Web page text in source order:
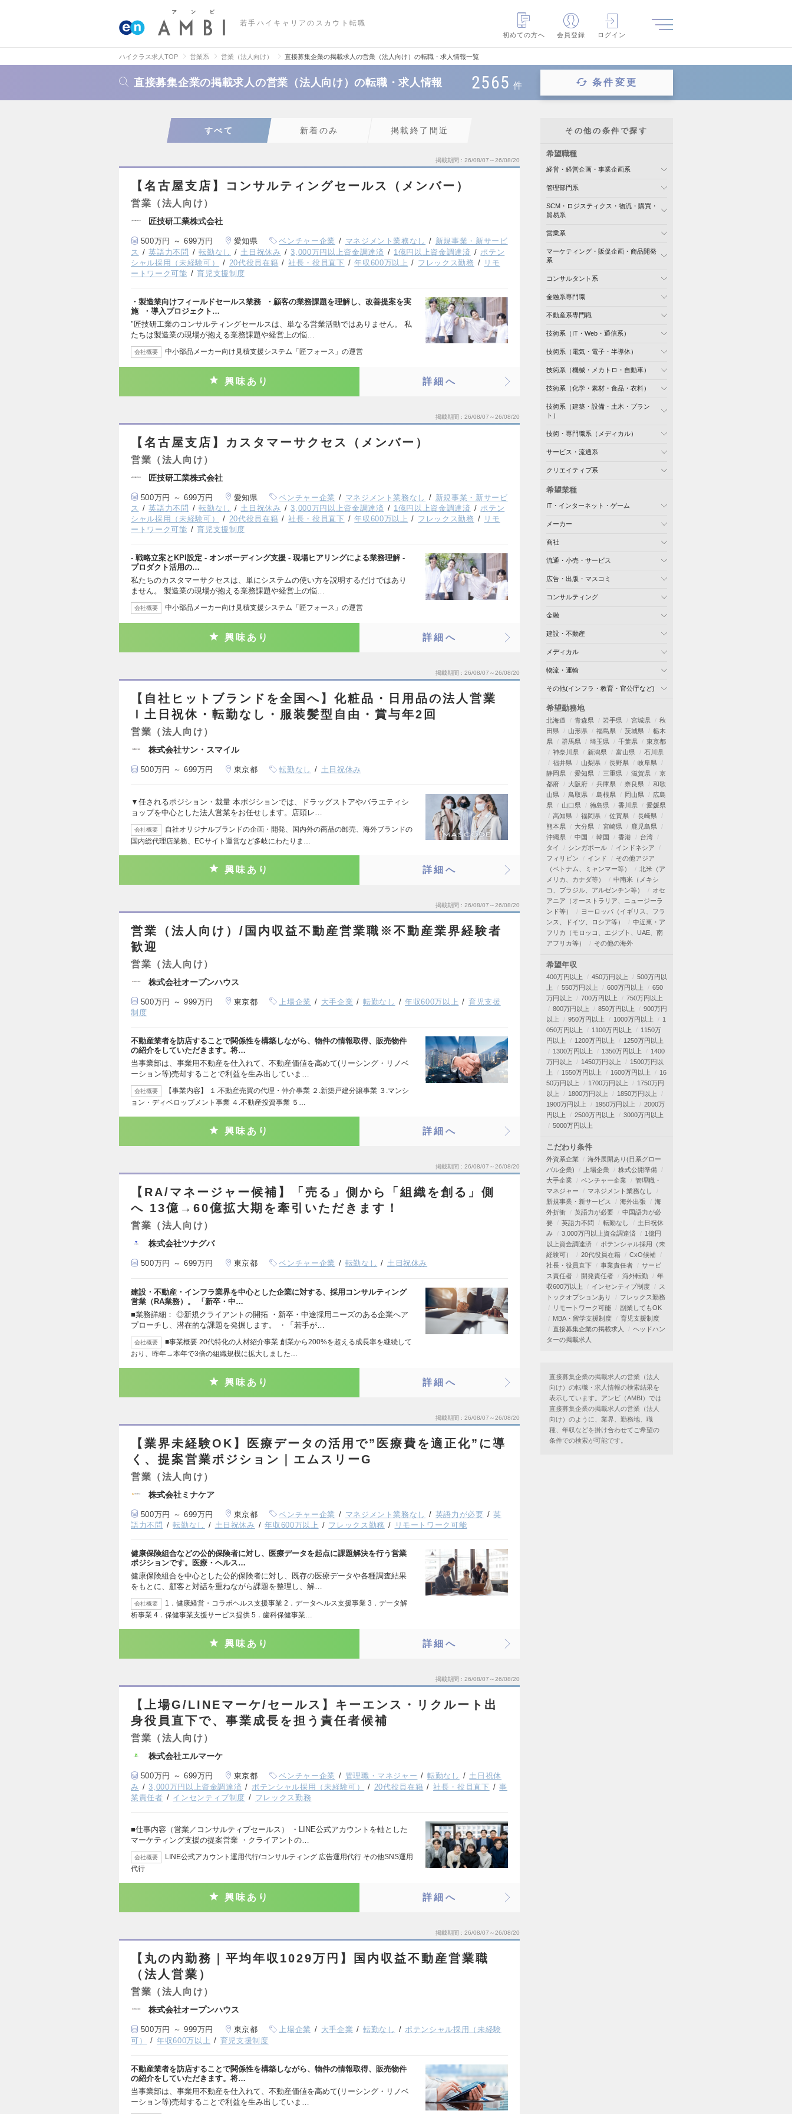
若手ハイキャリアのスカウト転職
初めての方へ
会員登録 ログイン
ハイクラス求人TOP 営業系 営業（法人向け） 直接募集企業の掲載求人の営業（法人向け）の転職・求人情報一覧
直接募集企業の掲載求人の営業（法人向け）の転職・求人情報 2565 件 条件変更
すべて 新着のみ 掲載終了間近
掲載期間 26/08/07～26/08/20
【名古屋支店】コンサルティングセールス（メンバー）
営業（法人向け）
匠技研工業株式会社
500万円 ～ 699万円 愛知県 ベンチャー企業 マネジメント業務なし
新規事業・新サービ
ス
英語力不問 転勤なし 土日祝休み 3,000万円以上資金調達済 1億円以上資金調達済
ポテン
シャル採用（未経験可）
20代役員在籍 社長・役員直下 年収600万以上 フレックス勤務
リモ
ートワーク可能
育児支援制度
・製造業向けフィールドセールス業務 ・顧客の業務課題を理解し、改善提案を実
施 ・導入プロジェクト…
"匠技研工業のコンサルティングセールスは、単なる営業活動ではありません。 私
たちは製造業の現場が抱える業務課題や経営上の悩…
会社概要 中小部品メーカー向け見積支援システム「匠フォース」の運営
興味あり 詳細へ
掲載期間 26/08/07～26/08/20
【名古屋支店】カスタマーサクセス（メンバー）
営業（法人向け）
匠技研工業株式会社
500万円 ～ 699万円 愛知県 ベンチャー企業 マネジメント業務なし
新規事業・新サービ
ス
英語力不問 転勤なし 土日祝休み 3,000万円以上資金調達済 1億円以上資金調達済
ポテン
シャル採用（未経験可）
20代役員在籍 社長・役員直下 年収600万以上 フレックス勤務
リモ
ートワーク可能
育児支援制度
- 戦略立案とKPI設定 - オンボーディング支援 - 現場ヒアリングによる業務理解 -
プロダクト活用の…
私たちのカスタマーサクセスは、単にシステムの使い方を説明するだけではあり
ません。 製造業の現場が抱える業務課題や経営上の悩…
会社概要 中小部品メーカー向け見積支援システム「匠フォース」の運営
興味あり 詳細へ
掲載期間 26/08/07～26/08/20
【自社ヒットブランドを全国へ】化粧品・日用品の法人営業
ｌ土日祝休・転勤なし・服装髪型自由・賞与年2回
営業（法人向け）
株式会社サン・スマイル
500万円 ～ 699万円 東京都 転勤なし 土日祝休み
▼任されるポジション・裁量 本ポジションでは、ドラッグストアやバラエティシ
ョップを中心とした法人営業をお任せします。店頭レ…
会社概要
自社オリジナルブランドの企画・開発、国内外の商品の卸売、海外ブランドの
国内総代理店業務、ECサイト運営など多岐にわたりま…
興味あり 詳細へ
掲載期間 26/08/07～26/08/20
営業（法人向け）/国内収益不動産営業職※不動産業界経験者
歓迎
営業（法人向け）
株式会社オープンハウス
500万円 ～ 999万円 東京都 上場企業 大手企業 転勤なし 年収600万以上
育児支援
制度
不動産業者を訪店することで関係性を構築しながら、物件の情報取得、販売物件
の紹介をしていただきます。将…
当事業部は、事業用不動産を仕入れて、不動産価値を高めて(リーシング・リノベ
ーション等)売却することで利益を生み出していま…
会社概要
【事業内容】 １.不動産売買の代理・仲介事業 ２.新築戸建分譲事業 ３.マンシ
ョン・ディベロップメント事業 ４.不動産投資事業 ５…
興味あり 詳細へ
掲載期間 26/08/07～26/08/20
【RA/マネージャー候補】「売る」側から「組織を創る」側
へ 13億→60億拡大期を牽引いただきます！
営業（法人向け）
株式会社ツナグバ
500万円 ～ 699万円 東京都 ベンチャー企業 転勤なし 土日祝休み
建設・不動産・インフラ業界を中心とした企業に対する、採用コンサルティング
営業（RA業務）。 「新卒・中…
■業務詳細： ◎新規クライアントの開拓 ・新卒・中途採用ニーズのある企業へア
プローチし、潜在的な課題を発掘します。 ・「若手が…
会社概要
■事業概要 20代特化の人材紹介事業 創業から200%を超える成長率を継続して
おり、昨年→本年で3倍の組織規模に拡大しました…
興味あり 詳細へ
掲載期間 26/08/07～26/08/20
【業界未経験OK】医療データの活用で”医療費を適正化”に導
く、提案営業ポジション｜エムスリーG
営業（法人向け）
株式会社ミナケア
500万円 ～ 699万円 東京都 ベンチャー企業 マネジメント業務なし 英語力が必要
英
語力不問
転勤なし 土日祝休み 年収600万以上 フレックス勤務 リモートワーク可能
健康保険組合などの公的保険者に対し、医療データを起点に課題解決を行う営業
ポジションです。医療・ヘルス…
健康保険組合を中心とした公的保険者に対し、既存の医療データや各種調査結果
をもとに、顧客と対話を重ねながら課題を整理し、解…
会社概要
1．健康経営・コラボヘルス支援事業 2．データヘルス支援事業 3．データ解
析事業 4．保健事業支援サービス提供 5．歯科保健事業…
興味あり 詳細へ
掲載期間 26/08/07～26/08/20
【上場G/LINEマーケ/セールス】キーエンス・リクルート出
身役員直下で、事業成長を担う責任者候補
営業（法人向け）
株式会社エルマーケ
500万円 ～ 699万円 東京都 ベンチャー企業 管理職・マネジャー 転勤なし
土日祝休
み
3,000万円以上資金調達済 ポテンシャル採用（未経験可） 20代役員在籍 社長・役員直下
事
業責任者
インセンティブ制度 フレックス勤務
■仕事内容（営業／コンサルティブセールス） ・LINE公式アカウントを軸とした
マーケティング支援の提案営業 ・クライアントの…
会社概要
LINE公式アカウント運用代行/コンサルティング 広告運用代行 その他SNS運用
代行
興味あり 詳細へ
掲載期間 26/08/07～26/08/20
【丸の内勤務｜平均年収1029万円】国内収益不動産営業職
（法人営業）
営業（法人向け）
株式会社オープンハウス
500万円 ～ 999万円 東京都 上場企業 大手企業 転勤なし
ポテンシャル採用（未経験
可）
年収600万以上 育児支援制度
不動産業者を訪店することで関係性を構築しながら、物件の情報取得、販売物件
の紹介をしていただきます。将…
当事業部は、事業用不動産を仕入れて、不動産価値を高めて(リーシング・リノベ
ーション等)売却することで利益を生み出していま…
その他の条件で探す
希望職種
経営・経営企画・事業企画系
管理部門系
SCM・ロジスティクス・物流・購買・
貿易系
営業系
マーケティング・販促企画・商品開発
系
コンサルタント系
金融系専門職
不動産系専門職
技術系（IT・Web・通信系）
技術系（電気・電子・半導体）
技術系（機械・メカトロ・自動車）
技術系（化学・素材・食品・衣料）
技術系（建築・設備・土木・プラン
ト）
技術・専門職系（メディカル）
サービス・流通系
クリエイティブ系
希望業種
IT・インターネット・ゲーム
メーカー
商社
流通・小売・サービス
広告・出版・マスコミ
コンサルティング
金融
建設・不動産
メディカル
物流・運輸
その他(インフラ・教育・官公庁など)
希望勤務地
北海道 青森県 岩手県 宮城県
秋
田県
山形県 福島県 茨城県
栃木
県
群馬県 埼玉県 千葉県
東京都
神奈川県
新潟県 富山県
石川県
福井県
山梨県 長野県
岐阜県
静岡県
愛知県 三重県 滋賀県
京
都府
大阪府 兵庫県 奈良県
和歌
山県
鳥取県 島根県 岡山県
広島
県
山口県 徳島県 香川県
愛媛県
高知県
福岡県 佐賀県
長崎県
熊本県
大分県 宮崎県
鹿児島県
沖縄県
中国 韓国 香港
台湾
タイ
シンガポール
インドネシア
フィリピン
インド
その他アジア
（ベトナム、ミャンマー等）
北米（ア
メリカ、カナダ等）
中南米（メキシ
コ、ブラジル、アルゼンチン等）
オセ
アニア（オーストラリア、ニュージーラ
ンド等）
ヨーロッパ（イギリス、フラ
ンス、ドイツ、ロシア等）
中近東・ア
フリカ（モロッコ、エジプト、UAE、南
アフリカ等）
その他の海外
希望年収
400万円以上 450万円以上
500万円以
上
550万円以上 600万円以上
650
万円以上
700万円以上
750万円以上
800万円以上
850万円以上
900万円
以上
950万円以上 1000万円以上
1
050万円以上
1100万円以上
1150万
円以上
1200万円以上
1250万円以上
1300万円以上
1350万円以上
1400
万円以上
1450万円以上
1500万円以
上
1550万円以上 1600万円以上
16
50万円以上
1700万円以上
1750万円
以上
1800万円以上
1850万円以上
1900万円以上
1950万円以上
2000万
円以上
2500万円以上
3000万円以上
5000万円以上
こだわり条件
外資系企業
海外展開あり(日系グロー
バル企業)
上場企業
株式公開準備
大手企業
ベンチャー企業
管理職・
マネジャー
マネジメント業務なし
新規事業・新サービス
海外出張
海
外折衝
英語力が必要
中国語力が必
要
英語力不問 転勤なし
土日祝休
み
3,000万円以上資金調達済
1億円
以上資金調達済
ポテンシャル採用（未
経験可）
20代役員在籍
CxO候補
社長・役員直下
事業責任者
サービ
ス責任者
開発責任者 海外転勤
年
収600万以上
インセンティブ制度
ス
トックオプションあり
フレックス勤務
リモートワーク可能
副業してもOK
MBA・留学支援制度
育児支援制度
直接募集企業の掲載求人
ヘッドハン
ターの掲載求人
直接募集企業の掲載求人の営業（法人
向け）の転職・求人情報の検索結果を
表示しています。アンビ（AMBI）では
直接募集企業の掲載求人の営業（法人
向け）のように、業界、勤務地、職
種、年収などを掛け合わせてご希望の
条件での検索が可能です。